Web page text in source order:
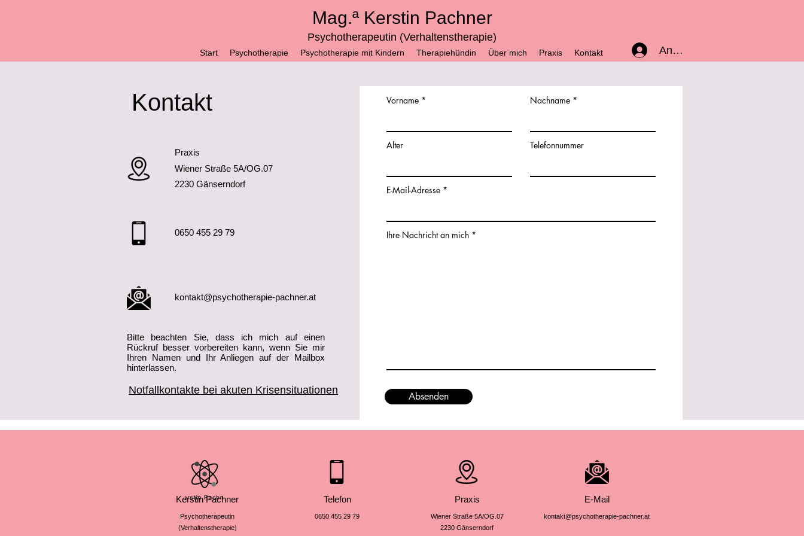
Mag.ª Kerstin Pachner
Psychotherapeutin (Verhaltenstherapie)
Start Psychotherapie Psychotherapie mit Kindern Therapiehündin Über mich Praxis Kontakt Anmelden
Kontakt
Praxis
Wiener Straße 5A/OG.07
2230 Gänserndorf
0650 455 29 79
kontakt@psychotherapie-pachner.at
Bitte beachten Sie, dass ich mich auf einen
Rückruf besser vorbereiten kann, wenn Sie mir
Ihren Namen und Ihr Anliegen auf der Mailbox
hinterlassen.
Notfallkontakte bei akuten Krisensituationen
Vorname
Alter
Nachname
Telefonnummer
E-Mail-Adresse
Ihre Nachricht an mich
Absenden
Kerstin Pachner Telefon Praxis E-Mail
Psychotherapeutin
(Verhaltenstherapie)
0650 455 29 79
Wiener Straße 5A/OG.07
2230 Gänserndorf
kontakt@psychotherapie-pachner.at